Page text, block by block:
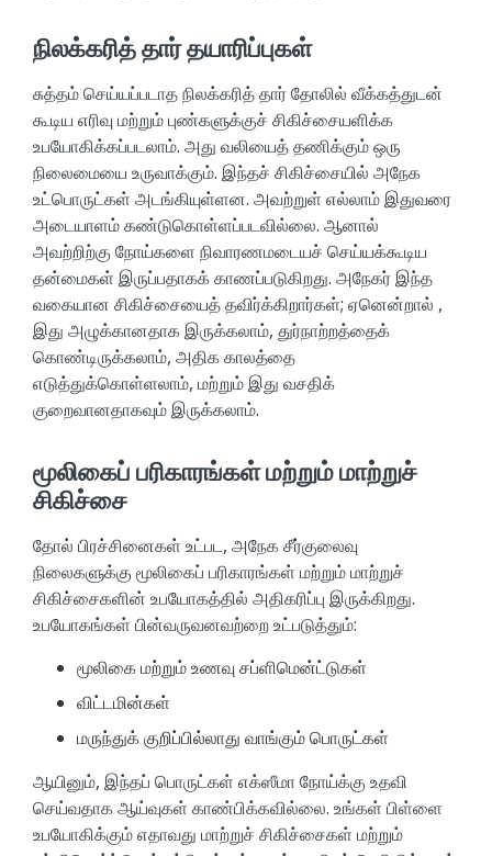
நிலக்கரித் தார் தயாரிப்புகள்
சுத்தம் செய்யப்படாத நிலக்கரித் தார் தோலில் வீக்கத்துடன்
கூடிய எரிவு மற்றும் புண்களுக்குச் சிகிச்சையளிக்க
உபயோகிக்கப்படலாம். அது வலியைத் தணிக்கும் ஒரு
நிலைமையை உருவாக்கும். இந்தச் சிகிச்சையில் அநேக
உட்பொருட்கள் அடங்கியுள்ளன. அவற்றுள் எல்லாம் இதுவரை
அடையாளம் கண்டுகொள்ளப்படவில்லை. ஆனால்
அவற்றிற்கு நோய்களை நிவாரணமடையச் செய்யக்கூடிய
தன்மைகள் இருப்பதாகக் காணப்படுகிறது. அநேகர் இந்த
வகையான சிகிச்சையைத் தவிர்க்கிறார்கள்; ஏனென்றால் ,
இது அழுக்கானதாக இருக்கலாம், துர்நாற்றத்தைக்
கொண்டிருக்கலாம், அதிக காலத்தை
எடுத்துக்கொள்ளலாம், மற்றும் இது வசதிக்
குறைவானதாகவும் இருக்கலாம்.
மூலிகைப் பரிகாரங்கள் மற்றும் மாற்றுச்
சிகிச்சை
தோல் பிரச்சினைகள் உட்பட, அநேக சீர்குலைவு
நிலைகளுக்கு மூலிகைப் பரிகாரங்கள் மற்றும் மாற்றுச்
சிகிச்சைகளின் உபயோகத்தில் அதிகரிப்பு இருக்கிறது.
உபயோகங்கள் பின்வருவனவற்றை உட்படுத்தும்:
மூலிகை மற்றும் உணவு சப்ளிமென்ட்டுகள்
விட்டமின்கள்
மருந்துக் குறிப்பில்லாது வாங்கும் பொருட்கள்
ஆயினும், இந்தப் பொருட்கள் எக்ஸீமா நோய்க்கு உதவி
செய்வதாக ஆய்வுகள் காண்பிக்கவில்லை. உங்கள் பிள்ளை
உபயோகிக்கும் எதாவது மாற்றுச் சிகிச்சைகள் மற்றும்